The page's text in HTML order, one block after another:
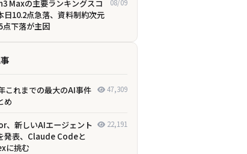
Maxの主要ランキングスコ
日10.2点急落、資料制約次元
点下落が主因
08/09
これまでの最大のAI事件
め
47,309
、新しいAIエージェント
発表、Claude Codeと
に挑む
22,191